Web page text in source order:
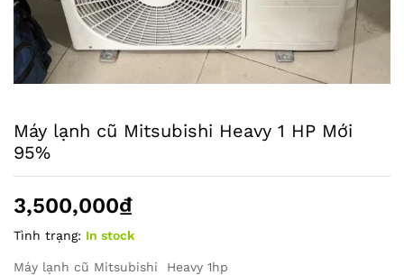
Máy lạnh cũ Mitsubishi Heavy 1 HP Mới
95%
3,500,000₫
Tình trạng: In stock
Máy lạnh cũ Mitsubishi Heavy 1hp